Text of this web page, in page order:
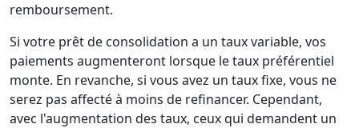
remboursement.
Si votre prêt de consolidation a un taux variable, vos
paiements augmenteront lorsque le taux préférentiel
monte. En revanche, si vous avez un taux fixe, vous ne
serez pas affecté à moins de refinancer. Cependant,
avec l'augmentation des taux, ceux qui demandent un